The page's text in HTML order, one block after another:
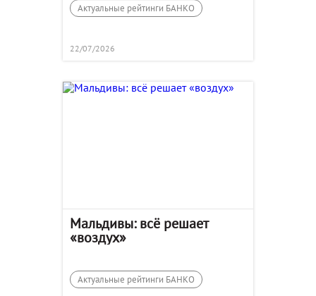
Актуальные рейтинги БАНКО
22/07/2026
Мальдивы: всё решает
«воздух»
Актуальные рейтинги БАНКО